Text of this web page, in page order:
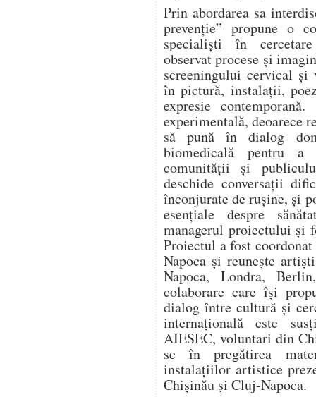
Prin abordarea sa
prevenție” propune o
specialiști în
observat procese și
screeningului cervical și
în pictură, instalații,
expresie
experimentală, deoarece
să pună în dialog
biomedicală pentru a
comunității și
deschide conversații
înconjurate de rușine, și
esențiale despre
managerul proiectului și
Proiectul a fost
Napoca și reunește
Napoca, Londra,
colaborare care își
dialog între cultură și
internațională este
AIESEC, voluntari din
se în pregătirea
instalațiilor artistice
Chișinău și Cluj-Napoca.